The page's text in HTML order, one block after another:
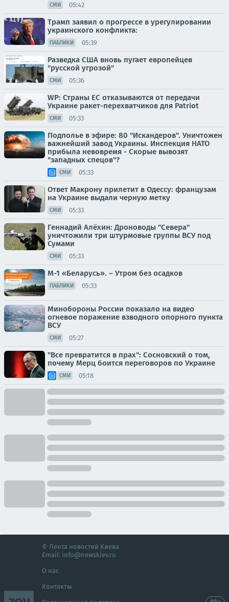
СМИ 05:42
Трамп заявил о прогрессе в урегулировании
украинского конфликта:
ПАБЛИКИ 05:39
Разведка США вновь пугает европейцев
"русской угрозой"
СМИ 05:36
WP: Страны ЕС отказываются от передачи
Украине ракет-перехватчиков для Patriot
СМИ 05:33
Подполье в эфире: 80 "Искандеров". Уничтожен
важнейший завод Украины. Инспекция НАТО
прибыла невовремя - Скорые вывозят
"западных спецов"?
СМИ 05:33
Ответ Макрону прилетит в Одессу: французам
на Украине выдали черную метку
СМИ 05:33
Геннадий Алёхин: Дроноводы "Севера"
уничтожили три штурмовые группы ВСУ под
Сумами
СМИ 05:33
М-1 «Беларусь». – Утром без осадков
ПАБЛИКИ 05:33
Минобороны России показало на видео
огневое поражение взводного опорного пункта
ВСУ
СМИ 05:27
"Все превратится в прах": Сосновский о том,
почему Мерц боится переговоров по Украине
СМИ 05:18
© Лента новостей Киева
Email: info@newskiev.ru
О нас
Контакты